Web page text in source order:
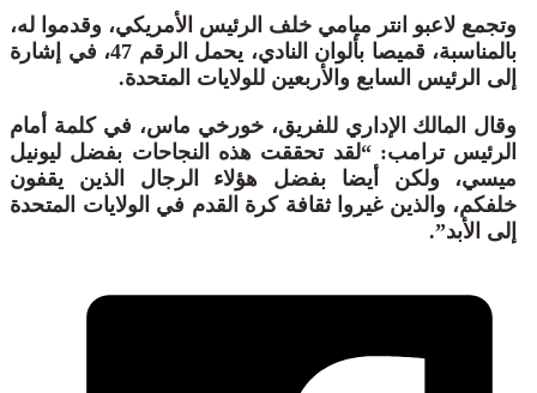
وتجمع لاعبو انتر ميامي خلف الرئيس الأمريكي، وقدموا له،
بالمناسبة، قميصا بألوان النادي، يحمل الرقم 47، في إشارة
إلى الرئيس السابع والأربعين للولايات المتحدة.
وقال المالك الإداري للفريق، خورخي ماس، في كلمة أمام
الرئيس ترامب: “لقد تحققت هذه النجاحات بفضل ليونيل
ميسي، ولكن أيضا بفضل هؤلاء الرجال الذين يقفون
خلفكم، والذين غيروا ثقافة كرة القدم في الولايات المتحدة
إلى الأبد”.